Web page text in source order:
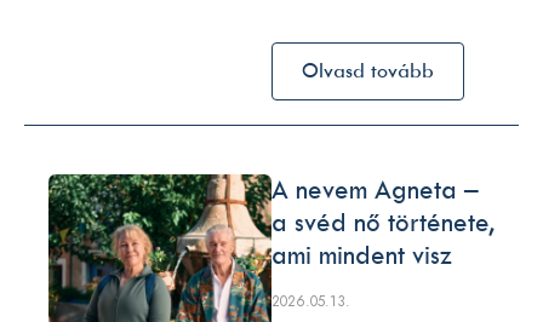
Olvasd tovább
A nevem Agneta –
a svéd nő története,
ami mindent visz
2026.05.13.